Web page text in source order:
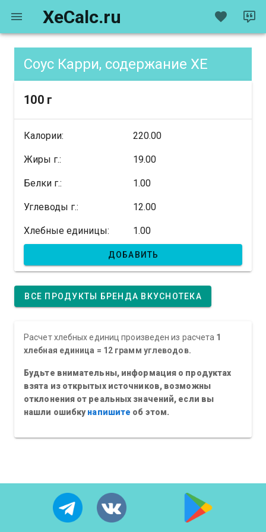
XeCalc.ru
Соус Карри, содержание XE
100 г
Калории: 220.00
Жиры г.: 19.00
Белки г.: 1.00
Углеводы г.: 12.00
Хлебные единицы: 1.00
ДОБАВИТЬ
ВСЕ ПРОДУКТЫ БРЕНДА ВКУСНОТЕКА
Расчет хлебных единиц произведен из расчета 1
хлебная единица = 12 грамм углеводов.
Будьте внимательны, информация о продуктах
взята из открытых источников, возможны
отклонения от реальных значений, если вы
нашли ошибкунапишите об этом.